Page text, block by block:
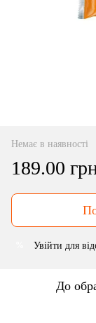
Немає в наявності
189.00
Увійти для
До